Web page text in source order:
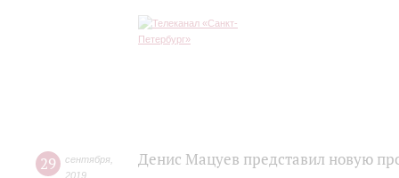
29 сентября
2019
Денис Мацуев представил новую